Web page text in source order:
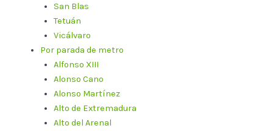
San Blas
Tetuán
Vicálvaro
Por parada de metro
Alfonso XIII
Alonso Cano
Alonso Martínez
Alto de Extremadura
Alto del Arenal